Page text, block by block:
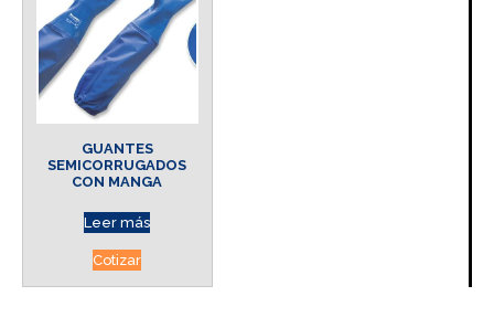
GUANTES
SEMICORRUGADOS
CON MANGA
Leer más
Cotizar